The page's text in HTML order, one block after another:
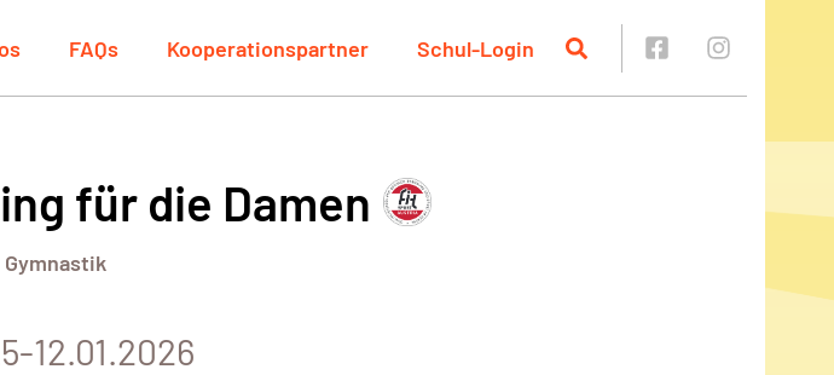
FAQs Kooperationspartner Schul-Login
für die Damen
Gymnastik
12.01.2026